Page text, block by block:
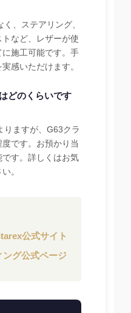
、ステアリング、
トなど、レザーが使
施工可能です。手
感いただけます。
どのくらいです
りますが、G63クラ
です。お預かり当
す。詳しくはお気
。
公式サイト
グ公式ページ